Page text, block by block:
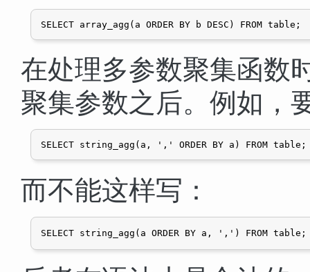
在处理多参数聚集函数
聚集参数之后。例如，
而不能这样写：